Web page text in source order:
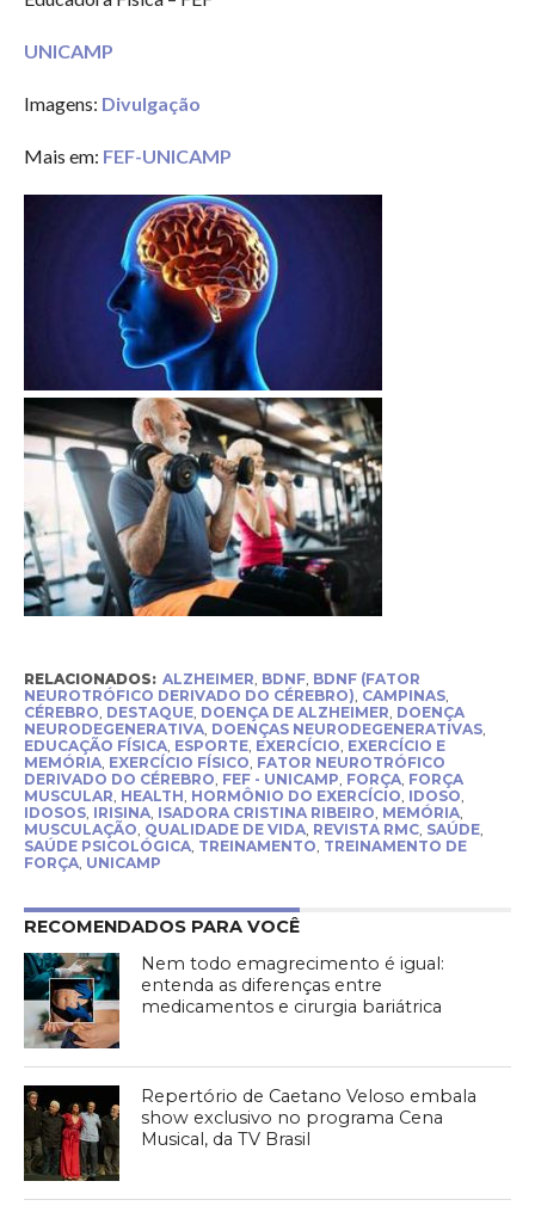
UNICAMP
Imagens: Divulgação
Mais em: FEF-UNICAMP
RELACIONADOS: ALZHEIMER, BDNF, BDNF (FATOR
NEUROTRÓFICO DERIVADO DO CÉREBRO), CAMPINAS,
CÉREBRO, DESTAQUE, DOENÇA DE ALZHEIMER, DOENÇA
NEURODEGENERATIVA, DOENÇAS NEURODEGENERATIVAS,
EDUCAÇÃO FÍSICA, ESPORTE, EXERCÍCIO, EXERCÍCIO E
MEMÓRIA, EXERCÍCIO FÍSICO, FATOR NEUROTRÓFICO
DERIVADO DO CÉREBRO, FEF - UNICAMP, FORÇA, FORÇA
MUSCULAR, HEALTH, HORMÔNIO DO EXERCÍCIO, IDOSO,
IDOSOS, IRISINA, ISADORA CRISTINA RIBEIRO, MEMÓRIA,
MUSCULAÇÃO, QUALIDADE DE VIDA, REVISTA RMC, SAÚDE,
SAÚDE PSICOLÓGICA, TREINAMENTO, TREINAMENTO DE
FORÇA, UNICAMP
RECOMENDADOS PARA VOCÊ
Nem todo emagrecimento é igual:
entenda as diferenças entre
medicamentos e cirurgia bariátrica
Repertório de Caetano Veloso embala
show exclusivo no programa Cena
Musical, da TV Brasil